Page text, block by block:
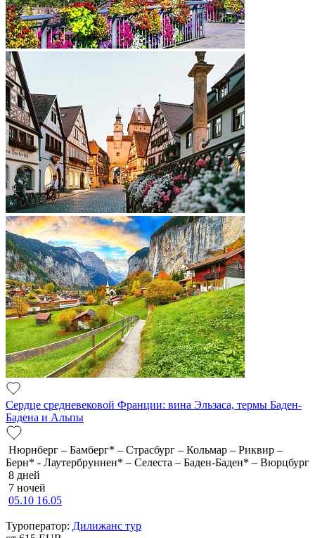
Сердце средневековой Франции: вина Эльзаса, термы Баден-
Бадена и Альпы
Нюрнберг – Бамберг* – Страсбург – Кольмар – Риквир –
Берн* - Лаутербруннен* – Селеста – Баден-Баден* – Вюрцбург
8 дней
7 ночей
05.10 16.05
Туроператор: Дилижанс тур